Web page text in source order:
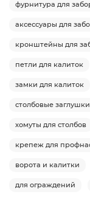
фурнитура для
аксессуары для
кронштейны для
петли для калиток
замки для калиток
столбовые заглушки
хомуты для столбов
крепеж для
ворота и калитки
для ограждений